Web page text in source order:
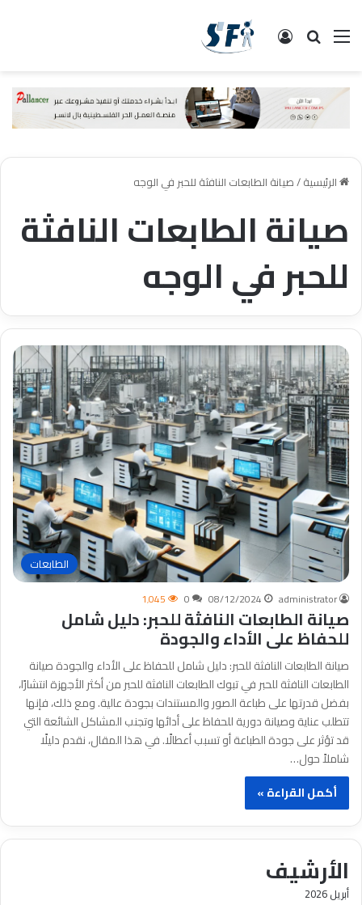
القائمة البحث تسجيل الدخول
الرئيسية/صيانة الطابعات النافثة للحبر في الوجه
صيانة الطابعات النافثة
للحبر في الوجه
الطابعات
administrator
08/12/2024
0 1٬045
صيانة الطابعات النافثة للحبر: دليل شامل
للحفاظ على الأداء والجودة
صيانة الطابعات النافثة للحبر: دليل شامل للحفاظ على الأداء والجودة صيانة
الطابعات النافثة للحبر في تبوك الطابعات النافثة للحبر من أكثر الأجهزة انتشارًا،
بفضل قدرتها على طباعة الصور والمستندات بجودة عالية. ومع ذلك، فإنها
تتطلب عناية وصيانة دورية للحفاظ على أدائها وتجنب المشاكل الشائعة التي
قد تؤثر على جودة الطباعة أو تسبب أعطالًا. في هذا المقال، نقدم دليلًا
شاملاً حول…
أكمل القراءة »
الأرشيف
أبريل 2026